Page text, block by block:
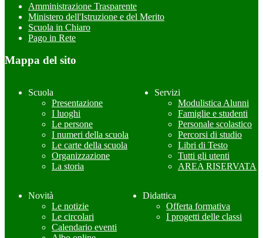
Amministrazione Trasparente
Ministero dell'Istruzione e del Merito
Scuola in Chiaro
Pago in Rete
Mappa del sito
Scuola
Presentazione
I luoghi
Le persone
I numeri della scuola
Le carte della scuola
Organizzazione
La storia
Servizi
Modulistica Alunni
Famiglie e studenti
Personale scolastico
Percorsi di studio
Libri di Testo
Tutti gli utenti
AREA RISERVATA
Novità
Le notizie
Le circolari
Calendario eventi
Didattica
Offerta formativa
I progetti delle classi